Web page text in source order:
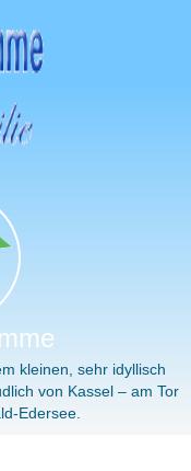
kleinen, sehr idyllisch
von Kassel – am Tor
Edersee.